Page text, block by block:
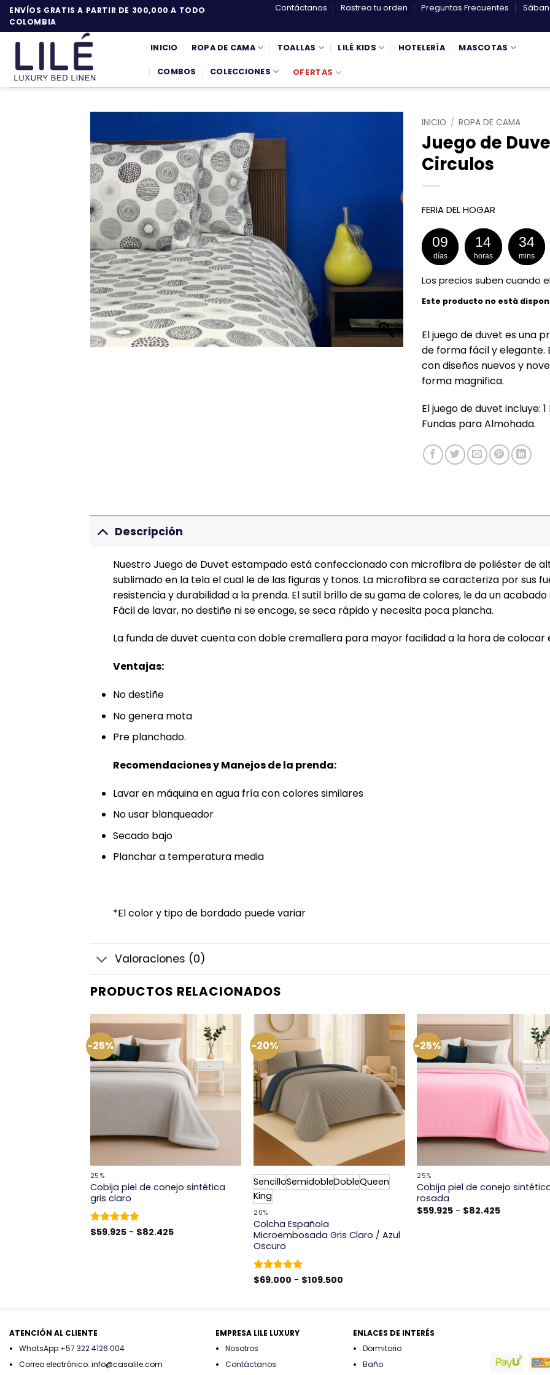
Saltar
ENVÍOS GRATIS A PARTIR DE 300,000 A TODO
COLOMBIA
Contáctanos Rastrea tu orden Preguntas Frecuentes
INICIO ROPA DE CAMA TOALLAS LILÉ KIDS HOTELERÍA MASCOTAS
COMBOS COLECCIONES OFERTAS
INICIO / ROPA DE CAMA
Juego de
Circulos
FERIA DEL HOGAR
09
días
14
horas
34
mins
Los precios suben cuando
Este producto no está
El juego de duvet es una
de forma fácil y
con diseños nuevos y
forma magnifica.
El juego de duvet incluye:
Fundas para Almohada.
Descripción
Nuestro Juego de Duvet estampado está confeccionado con microfibra de poliéster de
sublimado en la tela el cual le de las figuras y tonos. La microfibra se caracteriza por sus
resistencia y durabilidad a la prenda. El sutil brillo de su gama de colores, le da un
Fácil de lavar, no destiñe ni se encoge, se seca rápido y necesita poca plancha.
La funda de duvet cuenta con doble cremallera para mayor facilidad a la hora de colocar
Ventajas:
No destiñe
No genera mota
Pre planchado.
Recomendaciones y Manejos de la prenda:
Lavar en máquina en agua fría con colores similares
No usar blanqueador
Secado bajo
Planchar a temperatura media
*El color y tipo de bordado puede variar
Valoraciones (0)
PRODUCTOS RELACIONADOS
-25%
25%
Cobija piel de conejo sintética
gris claro
Valorado
$59.925 - $82.425Rango
-20%
SencilloSemidobleDobleQueen
King
20%
Colcha Española
Microembosada Gris Claro / Azul
Oscuro
Valorado
$69.000 - $109.500
$109.500
-25%
25%
Cobija piel de conejo
rosada
$59.925 - $82.425Rango
ATENCIÓN AL CLIENTE
WhatsApp:+57 322 4126 004
Correo electrónico: info@casalile.com
EMPRESA LILE LUXURY
Nosotros
Contáctanos
ENLACES DE INTERÉS
Dormitorio
Baño